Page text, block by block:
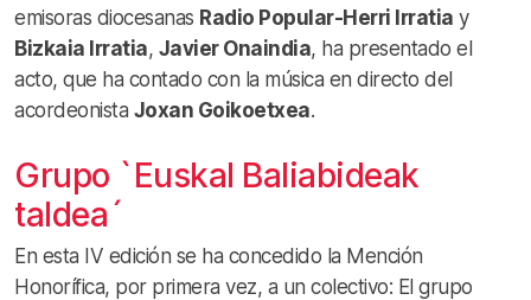
emisoras diocesanas Radio Popular-Herri Irratia y
Bizkaia Irratia, Javier Onaindia, ha presentado el
acto, que ha contado con la música en directo del
acordeonista Joxan Goikoetxea.
Grupo `Euskal Baliabideak
taldea´
En esta IV edición se ha concedido la Mención
Honorífica, por primera vez, a un colectivo: El grupo